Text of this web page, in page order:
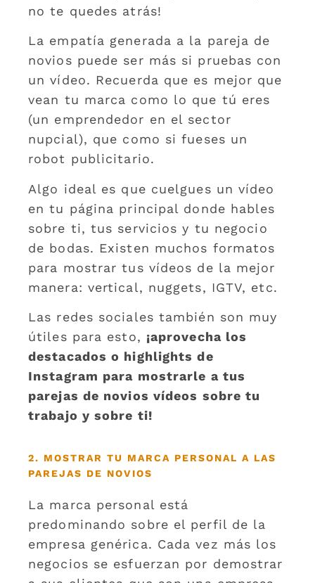
no te quedes atrás!
La empatía generada a la pareja de
novios puede ser más si pruebas con
un vídeo. Recuerda que es mejor que
vean tu marca como lo que tú eres
(un emprendedor en el sector
nupcial), que como si fueses un
robot publicitario.
Algo ideal es que cuelgues un vídeo
en tu página principal donde hables
sobre ti, tus servicios y tu negocio
de bodas. Existen muchos formatos
para mostrar tus vídeos de la mejor
manera: vertical, nuggets, IGTV, etc.
Las redes sociales también son muy
útiles para esto, ¡aprovecha los
destacados o highlights de
Instagram para mostrarle a tus
parejas de novios vídeos sobre tu
trabajo y sobre ti!
2. MOSTRAR TU MARCA PERSONAL A LAS
PAREJAS DE NOVIOS
La marca personal está
predominando sobre el perfil de la
empresa genérica. Cada vez más los
negocios se esfuerzan por demostrar